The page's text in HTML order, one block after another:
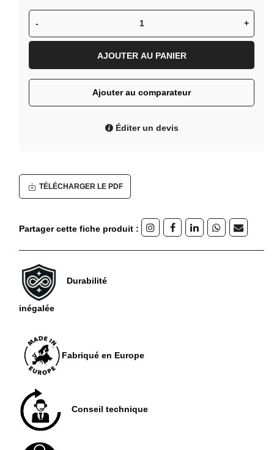
- +
AJOUTER AU PANIER
Ajouter au comparateur
Éditer un devis
TÉLÉCHARGER LE PDF
Partager cette fiche produit :
Durabilité
inégalée
Fabriqué en Europe
Conseil technique